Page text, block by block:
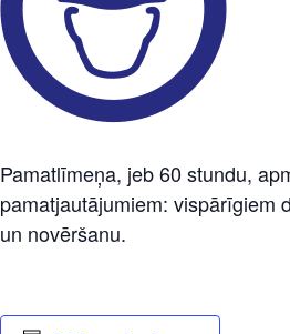
Pamatlīmeņa, jeb 60 stundu,
pamatjautājumiem: vispārīgiem
un novēršanu.